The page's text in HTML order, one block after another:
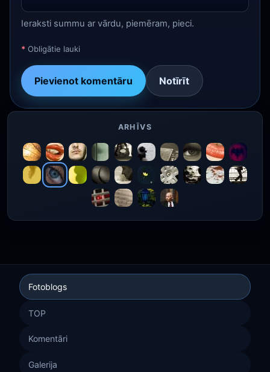
Ieraksti summu ar vārdu, piemēram, pieci.
* Obligātie lauki
Pievienot komentāru Notīrīt
ARHĪVS
Fotoblogs
TOP
Komentāri
Galerija